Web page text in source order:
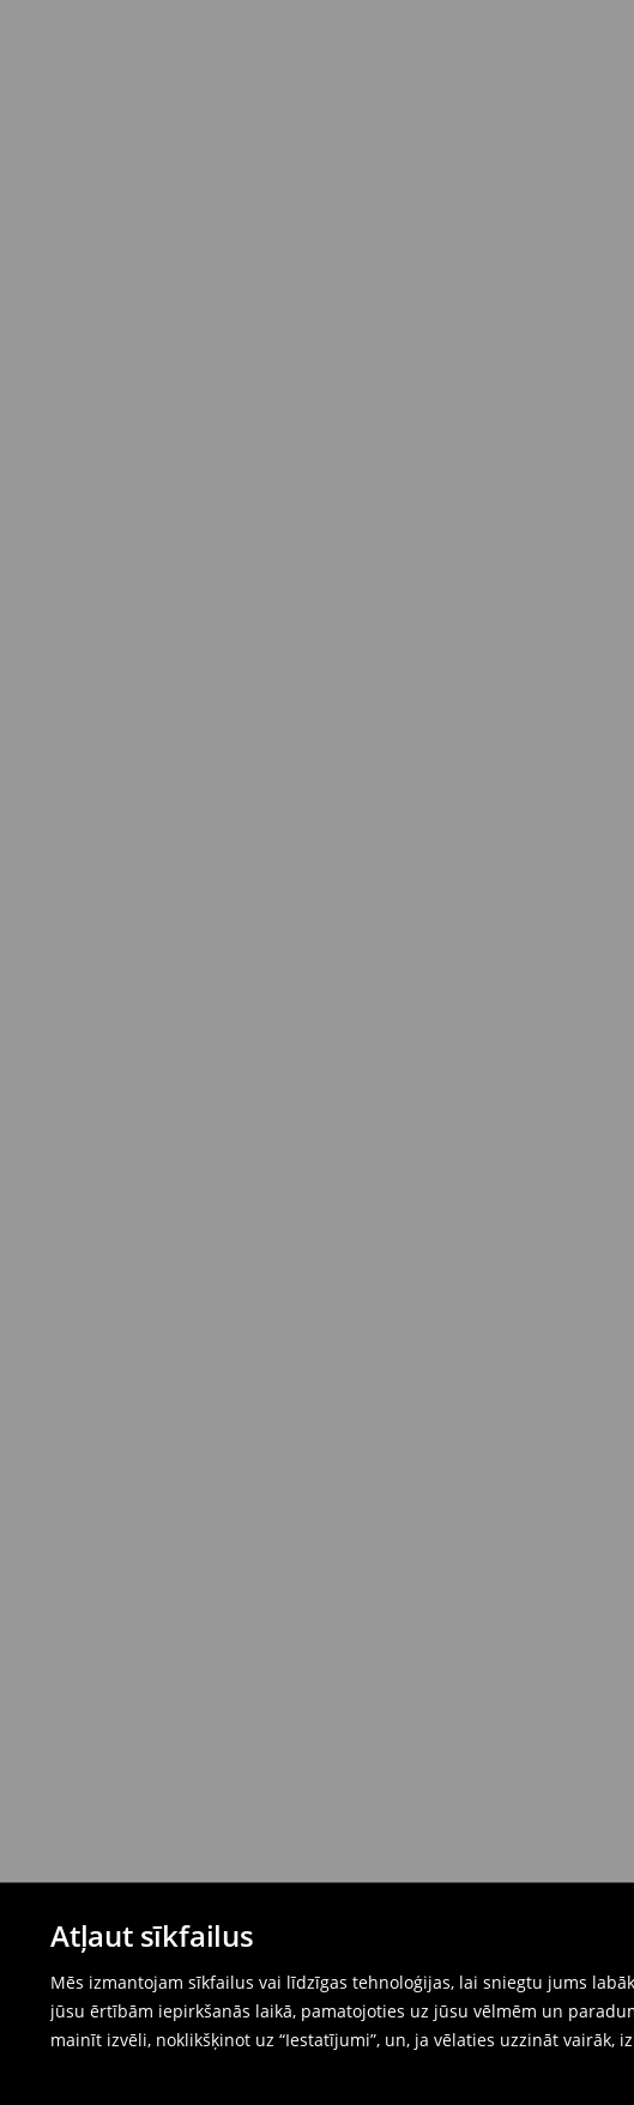
Atļaut sīkfailus
Mēs izmantojam sīkfailus vai līdzīgas tehnoloģijas, lai sniegtu jums
jūsu ērtībām iepirkšanās laikā, pamatojoties uz jūsu vēlmēm un
mainīt izvēli, noklikšķinot uz “Iestatījumi”, un, ja vēlaties uzzināt vairāk,